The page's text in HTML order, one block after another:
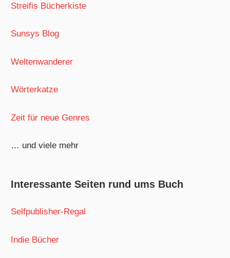
Streifis Bücherkiste
Sunsys Blog
Weltenwanderer
Wörterkatze
Zeit für neue Genres
… und viele mehr
Interessante Seiten rund ums Buch
Selfpublisher-Regal
Indie Bücher